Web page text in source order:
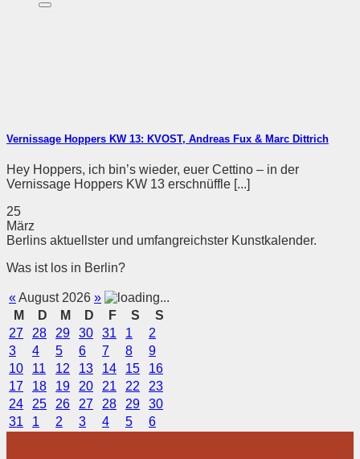
Vernissage Hoppers KW 13: KVOST, Andreas Fux & Marc Dittrich
Hey Hoppers, ich bin’s wieder, euer Cettino – in der
Vernissage Hoppers KW 13 erschnüffle [...]
25
März
Berlins aktuellster und umfangreichster Kunstkalender.
Was ist los in Berlin?
«August 2026 »
M
D M D F S
S
27
28 29 30 31 1
2
3
4 5 6 7 8
9
10
11 12 13 14 15
16
17
18 19 20 21 22
23
24
25 26 27 28 29
30
31
1 2 3 4 5 6